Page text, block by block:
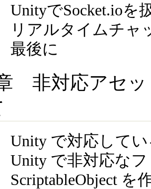
でSocket.ioを
アルタイムチャ
最後に
非対応アセッ
で対応して
で非対応な
を